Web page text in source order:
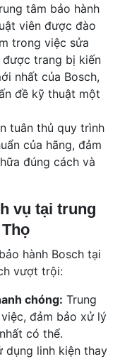
tâm bảo hành
viên được đào
trong việc sửa
được trang bị kiến
nhất của Bosch,
đề kỹ thuật một
tuân thủ quy trình
của hãng, đảm
đúng cách và
vụ tại trung
hành Bosch tại
vượt trội:
chóng: Trung
đảm bảo xử lý
có thể.
dụng linh kiện thay